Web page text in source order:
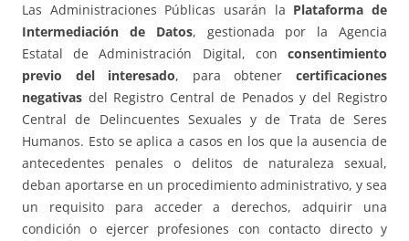
Las Administraciones Públicas usarán la Plataforma de
Intermediación de Datos, gestionada por la Agencia
Estatal de Administración Digital, con consentimiento
previo del interesado, para obtenercertificaciones
negativas del Registro Central de Penados y del Registro
Central de Delincuentes Sexuales y de Trata de Seres
Humanos. Esto se aplica a casos en los que la ausencia de
antecedentes penales o delitos de naturaleza sexual,
deban aportarse en un procedimiento administrativo, y sea
un requisito para acceder a derechos, adquirir una
condición o ejercer profesiones con contacto directo y